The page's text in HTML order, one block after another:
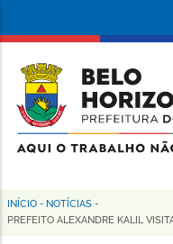
conteúdo
principal
da
Prefeitura
de
Horizonte
Trilha
INÍCIO - NOTÍCIAS -
PREFEITO ALEXANDRE KALIL